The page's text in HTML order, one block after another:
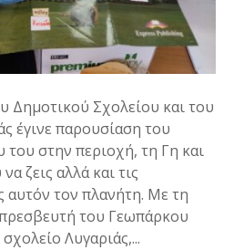
Δημοτικού Σχολείου και του
έγινε παρουσίαση του
στην περιοχή, τη Γη και
ζεις αλλά και τις
αυτόν τον πλανήτη. Με τη
του Γεωπάρκου
Λυγαριάς,...